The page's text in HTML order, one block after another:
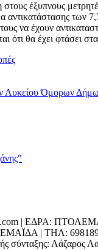
στους έξυπνους
των
να έχουν
ότι θα έχει φτάσει
| ΕΔΡΑ:
| ΤΗΛ:
Λάζαρος